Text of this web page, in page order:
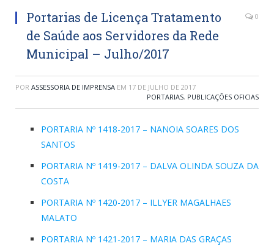
Portarias de Licença Tratamento
de Saúde aos Servidores da Rede
Municipal – Julho/2017
0
POR ASSESSORIA DE IMPRENSA EM 17 DE JULHO DE 2017
PORTARIAS, PUBLICAÇÕES OFICIAS
PORTARIA Nº 1418-2017 – NANOIA SOARES DOS
SANTOS
PORTARIA Nº 1419-2017 – DALVA OLINDA SOUZA DA
COSTA
PORTARIA Nº 1420-2017 – ILLYER MAGALHAES
MALATO
PORTARIA Nº 1421-2017 – MARIA DAS GRAÇAS